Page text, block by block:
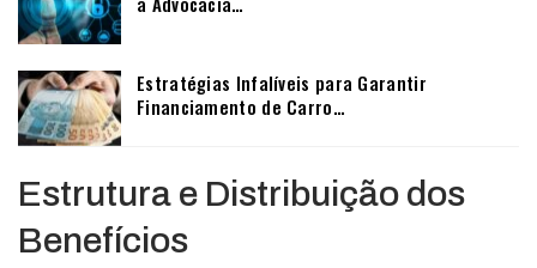
Estratégias Infalíveis para Garantir
Financiamento de Carro…
Estrutura e Distribuição dos
Benefícios